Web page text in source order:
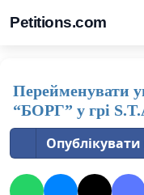
Petitions.com
Перейменувати
“БОРГ” у грі